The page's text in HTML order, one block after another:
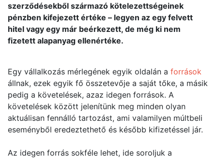
szerződésekből származó kötelezettségeinek
pénzben kifejezett értéke – legyen az egy felvett
hitel vagy egy már beérkezett, de még ki nem
fizetett alapanyag ellenértéke.
Egy vállalkozás mérlegének egyik oldalán a források
állnak, ezek egyik fő összetevője a saját tőke, a másik
pedig a követelések, azaz idegen források. A
követelések között jelenítünk meg minden olyan
aktuálisan fennálló tartozást, ami valamilyen múltbeli
eseményből eredeztethető és később kifizetéssel jár.
Az idegen forrás sokféle lehet, ide soroljuk a